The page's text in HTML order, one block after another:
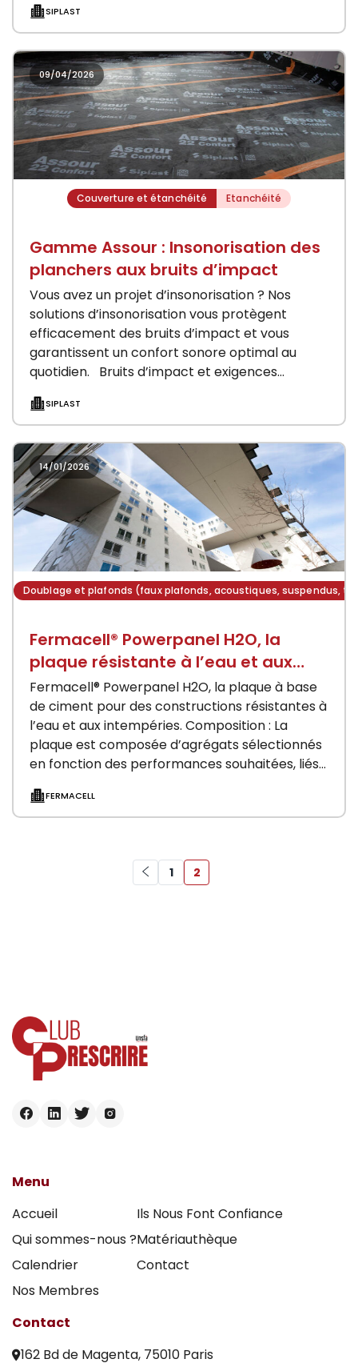
SIPLAST
09/04/2026
Couverture et étanchéité Etanchéité
Gamme Assour : Insonorisation des
planchers aux bruits d’impact
Vous avez un projet d’insonorisation ? Nos
solutions d’insonorisation vous protègent
efficacement des bruits d’impact et vous
garantissent un confort sonore optimal au
quotidien. Bruits d’impact et exigences
SIPLAST
14/01/2026
Doublage et plafonds (faux plafonds, acoustiques, suspendus,
Fermacell® Powerpanel H2O, la
plaque résistante à l’eau et aux
intempéries.
Fermacell® Powerpanel H2O, la plaque à base
de ciment pour des constructions résistantes à
l’eau et aux intempéries. Composition : La
plaque est composée d’agrégats sélectionnés
en fonction des performances souhaitées, liés
FERMACELL
1 2
Menu
Accueil
Qui sommes-nous ?
Calendrier
Nos Membres
Ils Nous Font Confiance
Matériauthèque
Contact
Contact
162 Bd de Magenta, 75010 Paris